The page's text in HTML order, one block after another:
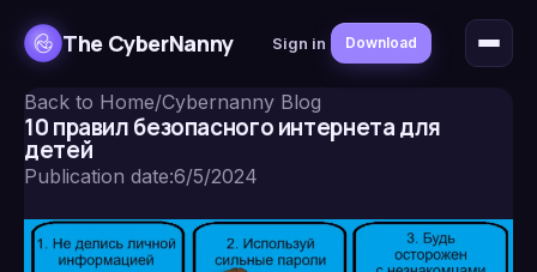
The CyberNanny Sign in Download
Back to Home/Cybernanny Blog
10 правил безопасного интернета для
детей
Publication date:6/5/2024